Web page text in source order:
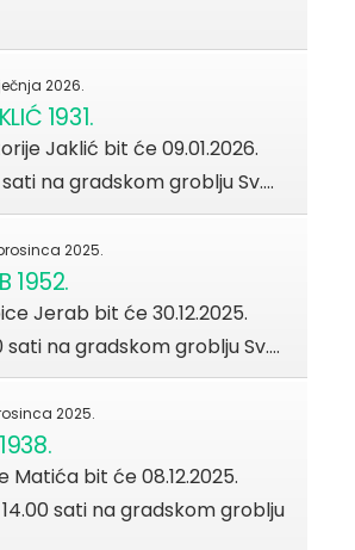
2026.
1931.
Jaklić bit će 09.01.2026.
na gradskom groblju Sv.…
2025.
1952.
Jerab bit će 30.12.2025.
sati na gradskom groblju Sv.…
2025.
Matića bit će 08.12.2025.
sati na gradskom groblju